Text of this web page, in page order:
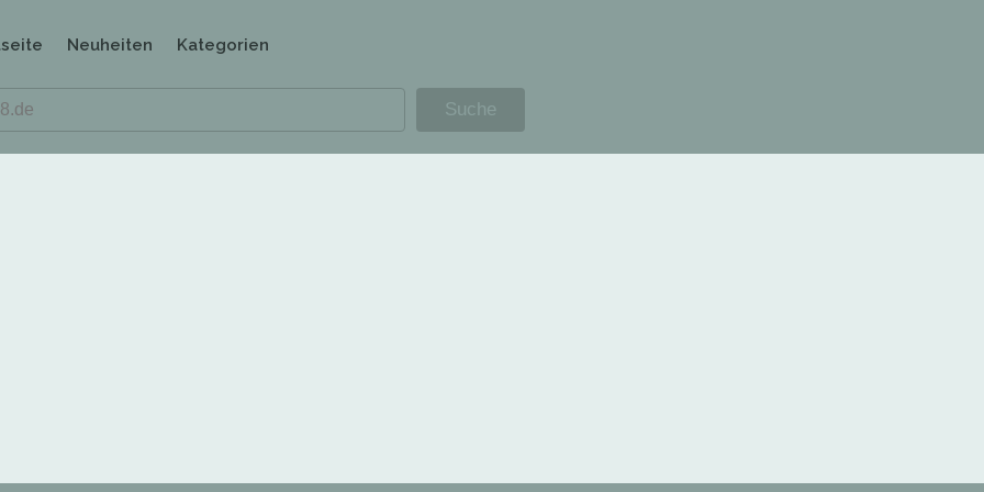
Neuheiten Kategorien